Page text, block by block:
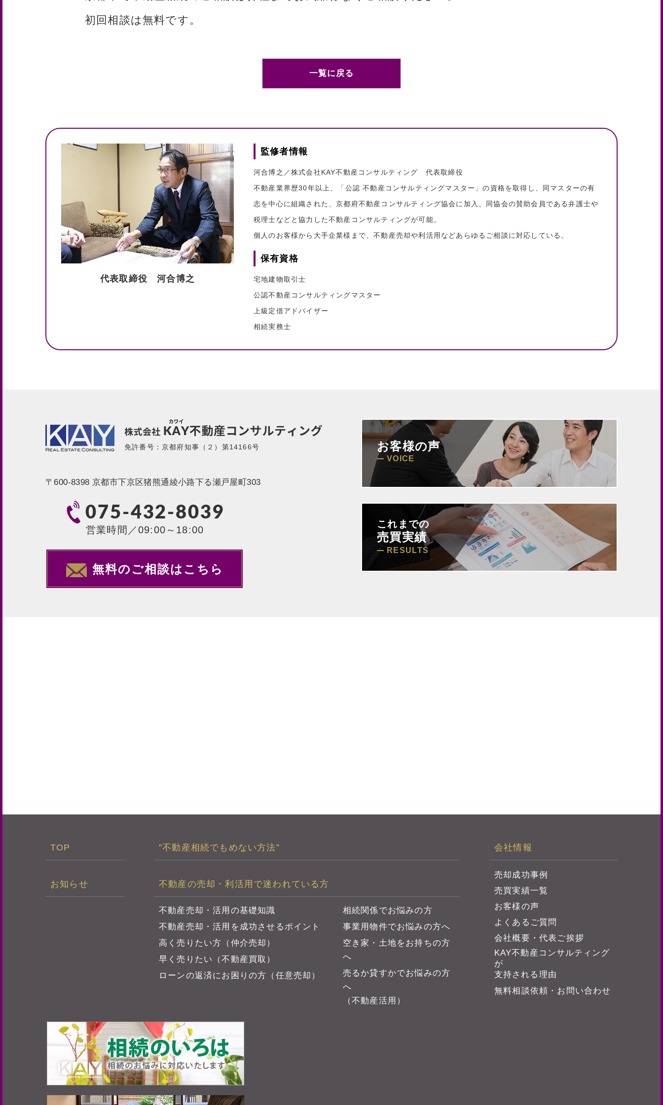
初回相談は無料です。
一覧に戻る
代表取締役 河合博之
監修者情報
河合博之／株式会社KAY不動産コンサルティング 代表取締役
不動産業界歴30年以上、「公認 不動産コンサルティングマスター」の資格を取得し、同マスターの有
志を中心に組織された、京都府不動産コンサルティング協会に加入。同協会の賛助会員である弁護士や
税理士などと協力した不動産コンサルティングが可能。
個人のお客様から大手企業様まで、不動産売却や利活用などあらゆるご相談に対応している。
保有資格
宅地建物取引士
公認不動産コンサルティングマスター
上級定借アドバイザー
相続実務士
免許番号：京都府知事（２）第14166号
〒600-8398京都市下京区猪熊通綾小路下る瀬戸屋町303
075-432-8039
営業時間／09:00～18:00
無料のご相談はこちら
お客様の声
VOICE
これまでの
売買実績
RESULTS
TOP
お知らせ
”不動産相続でもめない方法”
不動産の売却・利活用で迷われている方
不動産売却・活用の基礎知識
不動産売却・活用を成功させるポイント
高く売りたい方（仲介売却）
早く売りたい（不動産買取）
ローンの返済にお困りの方（任意売却）
相続関係でお悩みの方
事業用物件でお悩みの方へ
空き家・土地をお持ちの方
へ
売るか貸すかでお悩みの方
へ
（不動産活用）
会社情報
売却成功事例
売買実績一覧
お客様の声
よくあるご質問
会社概要・代表ご挨拶
KAY不動産コンサルティング
が
支持される理由
無料相談依頼・お問い合わせ